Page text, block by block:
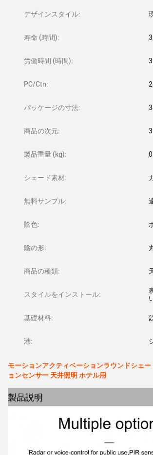
デザインスタイル:
寿命 (時間):
労働時間 (時間):
PC/Ctn:
パッケージの寸法:
商品の次元:
製品重量 (kg):
シェード素材:
無料サンプル:
陰色:
陰の形:
商品の種類:
スタイルをインストール:
基礎材料:
港:
モーションアクティベーションラウンドシェー
ョンセンサー 天井照明 ホテル用
製品説明